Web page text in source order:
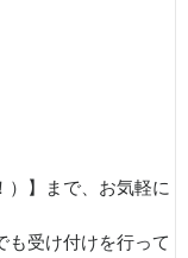
）】まで、お気軽に
も受け付けを行って